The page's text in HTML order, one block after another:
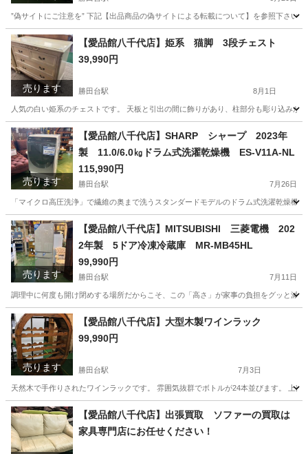
”偽サイトにご注意を” 下記【出品商品の偽サイトによる転載について】を参照下さ
千葉 八千代市 勝田台駅 生活家電 商品
売ります
【愛品館八千代店】姫系 猫脚 3段チェスト
39,990円
勝田台駅 8月1日
人気の白い姫系のチェストです。 天板と引出の間に飾りがあり、柱部分も彫り込み
千葉 八千代市 勝田台駅 収納家具
売ります
【愛品館八千代店】SHARP シャープ 2023年
製 11.0/6.0㎏ドラム式洗濯乾燥機 ES-V11A-NL
115,990円
勝田台駅 7月26日
「マイクロ高圧洗浄」で繊維の奥まで洗うスタンダードモデルのドラム式洗濯乾燥
千葉 八千代市 勝田台駅 生活家電
売ります
【愛品館八千代店】MITSUBISHI 三菱電機 202
2年製 5ドア冷凍冷蔵庫 MR-MB45HL
99,990円
勝田台駅 7月11日
調理中に何度も開け閉めする場所だからこそ、この「高さ」が家事の負担をグッと減
千葉 八千代市 勝田台駅 キッチン家電
売ります
【愛品館八千代店】大型木製ワインラック
99,990円
勝田台駅 7月3日
天然木で手作りされたワインラックです。 雰囲気抜群でボトルが24本並びます。 上
千葉 八千代市 勝田台駅 収納家具 千葉
千葉ニュータウン中央駅 収納家具 商品
【愛品館八千代店】出張買取 ソファーの買取は
家具専門店にお任せください！